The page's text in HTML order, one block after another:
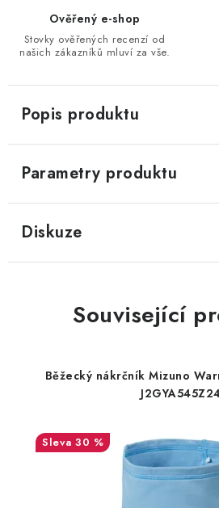
Ověřený e-shop
Stovky ověřených recenzí od
našich zákazníků mluví za vše.
Popis produktu
Parametry produktu
Diskuze
Související
Běžecký nákrčník Mizuno
30 %